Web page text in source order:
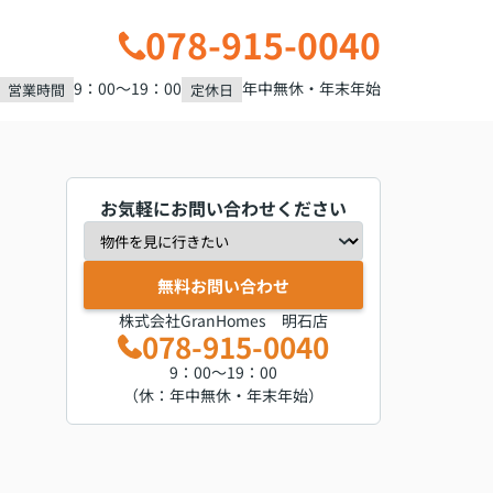
078-915-0040
営業時間 9：00～19：00 定休日 年中無休・年末年始
お気軽にお問い合わせください
無料お問い合わせ
株式会社GranHomes 明石店
078-915-0040
9：00～19：00
（休：年中無休・年末年始）